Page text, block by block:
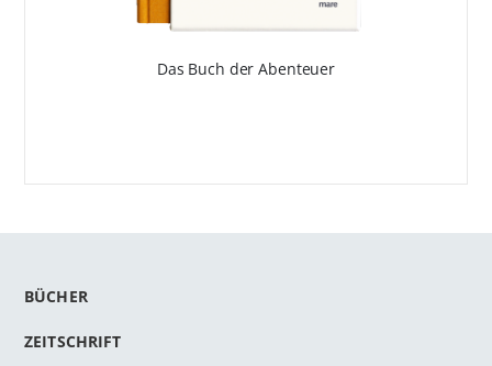
Das Buch der Abenteuer
BÜCHER
ZEITSCHRIFT